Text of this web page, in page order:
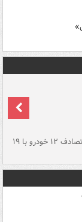
تشریح جزئیات تصادف ۱۲ خودرو با ۱۹